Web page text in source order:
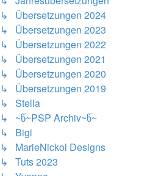
↳ Übersetzungen 2024
↳ Übersetzungen 2023
↳ Übersetzungen 2022
↳ Übersetzungen 2021
↳ Übersetzungen 2020
↳ Übersetzungen 2019
↳ Stella
↳ ~წ~PSP Archiv~წ~
↳ Bigi
↳ MarieNickol Designs
↳ Tuts 2023